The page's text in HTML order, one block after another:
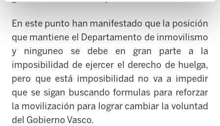
En este punto han manifestado que la posición
que mantiene el Departamento de inmovilismo
y ninguneo se debe en gran parte a la
imposibilidad de ejercer el derecho de huelga,
pero que está imposibilidad no va a impedir
que se sigan buscando formulas para reforzar
la movilización para lograr cambiar la voluntad
del Gobierno Vasco.